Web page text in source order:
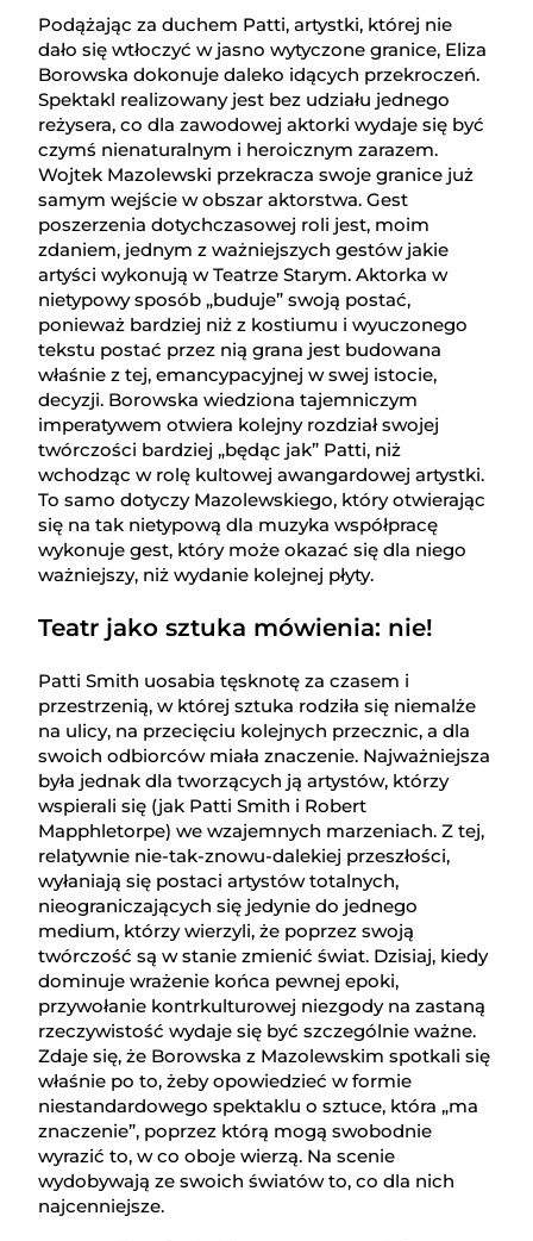
Podążając za duchem Patti, artystki, której nie
dało się wtłoczyć w jasno wytyczone granice, Eliza
Borowska dokonuje daleko idących przekroczeń.
Spektakl realizowany jest bez udziału jednego
reżysera, co dla zawodowej aktorki wydaje się być
czymś nienaturalnym i heroicznym zarazem.
Wojtek Mazolewski przekracza swoje granice już
samym wejście w obszar aktorstwa. Gest
poszerzenia dotychczasowej roli jest, moim
zdaniem, jednym z ważniejszych gestów jakie
artyści wykonują w Teatrze Starym. Aktorka w
nietypowy sposób „buduje” swoją postać,
ponieważ bardziej niż z kostiumu i wyuczonego
tekstu postać przez nią grana jest budowana
właśnie z tej, emancypacyjnej w swej istocie,
decyzji. Borowska wiedziona tajemniczym
imperatywem otwiera kolejny rozdział swojej
twórczości bardziej „będąc jak” Patti, niż
wchodząc w rolę kultowej awangardowej artystki.
To samo dotyczy Mazolewskiego, który otwierając
się na tak nietypową dla muzyka współpracę
wykonuje gest, który może okazać się dla niego
ważniejszy, niż wydanie kolejnej płyty.
Teatr jako sztuka mówienia: nie!
Patti Smith uosabia tęsknotę za czasem i
przestrzenią, w której sztuka rodziła się niemalże
na ulicy, na przecięciu kolejnych przecznic, a dla
swoich odbiorców miała znaczenie. Najważniejsza
była jednak dla tworzących ją artystów, którzy
wspierali się (jak Patti Smith i Robert
Mapphletorpe) we wzajemnych marzeniach. Z tej,
relatywnie nie-tak-znowu-dalekiej przeszłości,
wyłaniają się postaci artystów totalnych,
nieograniczających się jedynie do jednego
medium, którzy wierzyli, że poprzez swoją
twórczość są w stanie zmienić świat. Dzisiaj, kiedy
dominuje wrażenie końca pewnej epoki,
przywołanie kontrkulturowej niezgody na zastaną
rzeczywistość wydaje się być szczególnie ważne.
Zdaje się, że Borowska z Mazolewskim spotkali się
właśnie po to, żeby opowiedzieć w formie
niestandardowego spektaklu o sztuce, która „ma
znaczenie”, poprzez którą mogą swobodnie
wyrazić to, w co oboje wierzą. Na scenie
wydobywają ze swoich światów to, co dla nich
najcenniejsze.